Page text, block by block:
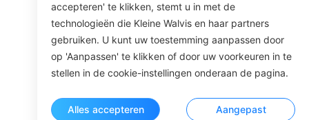
ROOM
accepteren' te klikken, stemt u in met de
technologieën die Kleine Walvis en haar partners
gebruiken. U kunt uw toestemming aanpassen door
op 'Aanpassen' te klikken of door uw voorkeuren in te
stellen in de cookie-instellingen onderaan de pagina.
Alles accepteren Aangepast